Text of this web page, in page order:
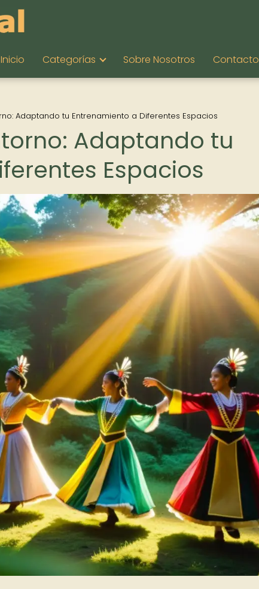
Inicio Categorías Sobre Nosotros Contacto
Adaptando tu Entrenamiento a Diferentes Espacios
Adaptando tu
Espacios